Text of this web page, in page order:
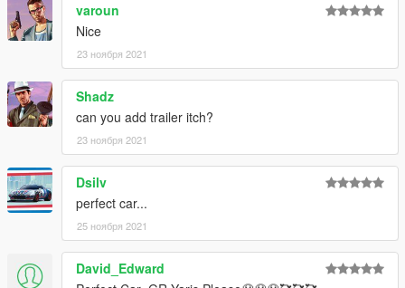
varoun
Nice
23 ноября 2021
Shadz
can you add trailer itch?
23 ноября 2021
Dsilv
perfect car...
25 ноября 2021
David_Edward